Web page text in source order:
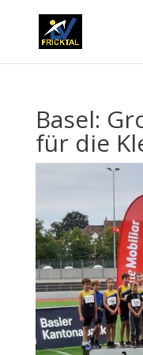
Basel:
für die